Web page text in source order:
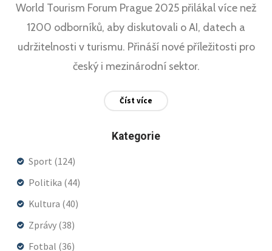
World Tourism Forum Prague 2025 přilákal více než
1200 odborníků, aby diskutovali o AI, datech a
udržitelnosti v turismu. Přináší nové příležitosti pro
český i mezinárodní sektor.
Číst více
Kategorie
Sport (124)
Politika (44)
Kultura (40)
Zprávy (38)
Fotbal (36)